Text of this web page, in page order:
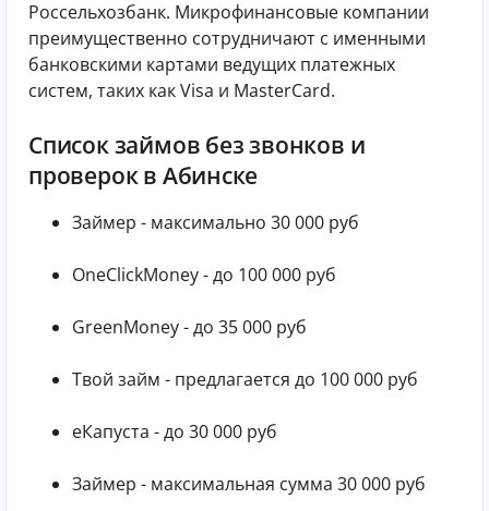
Россельхозбанк. Микрофинансовые компании
преимущественно сотрудничают с именными
банковскими картами ведущих платежных
систем, таких как Visa и MasterCard.
Список займов без звонков и
проверок в Абинске
Займер - максимально 30 000 руб
OneClickMoney - до 100 000 руб
GreenMoney - до 35 000 руб
Твой займ - предлагается до 100 000 руб
еКапуста - до 30 000 руб
Займер - максимальная сумма 30 000 руб